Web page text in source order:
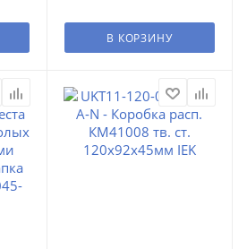
В КОРЗИНУ